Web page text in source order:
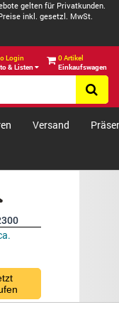
gelten für Privatkunden.
inkl. gesetzl. MwSt.
Login
& Listen
0 Artikel
Einkaufswagen
Versand